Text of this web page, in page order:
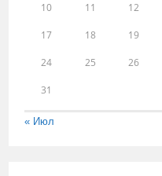
10 11 12
17 18 19
24 25 26
31
« Июл